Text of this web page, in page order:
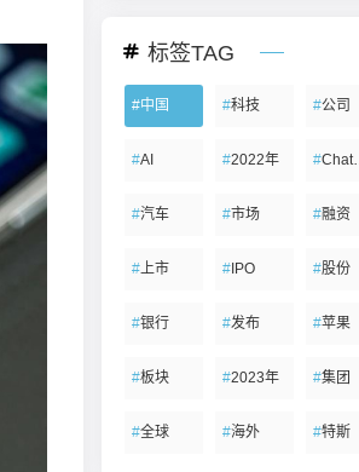
标签TAG
#中国 #科技 #公司
#AI #2022年 #ChatGPT
#汽车 #市场 #融资
#上市 #IPO #股份
#银行 #发布 #苹果
#板块 #2023年 #集团
#全球 #海外 #特斯